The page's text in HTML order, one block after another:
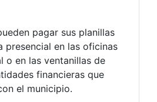
pagar sus planillas
presencial en las oficinas
o en las ventanillas de
financieras que
el municipio.